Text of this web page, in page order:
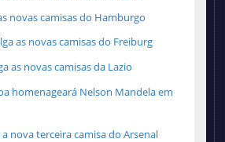
novas camisas do Hamburgo
as novas camisas do Freiburg
as novas camisas da Lazio
homenageará Nelson Mandela em
nova terceira camisa do Arsenal